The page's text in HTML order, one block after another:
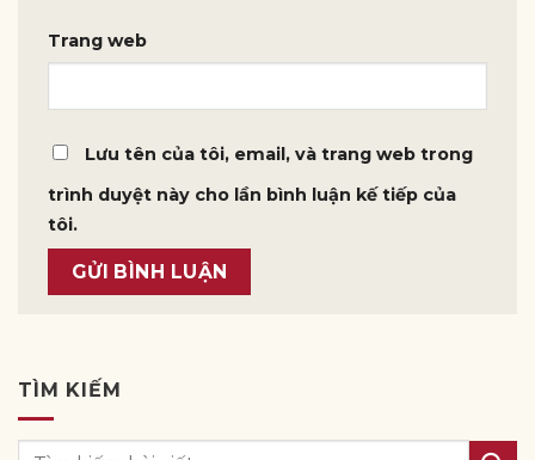
Trang web
Lưu tên của tôi, email, và trang web trong
trình duyệt này cho lần bình luận kế tiếp của
tôi.
TÌM KIẾM